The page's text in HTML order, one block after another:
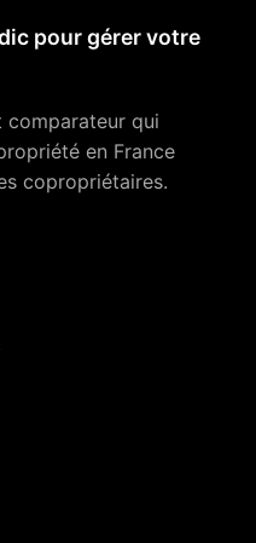
pour gérer votre
comparateur qui
en France
copropriétaires.